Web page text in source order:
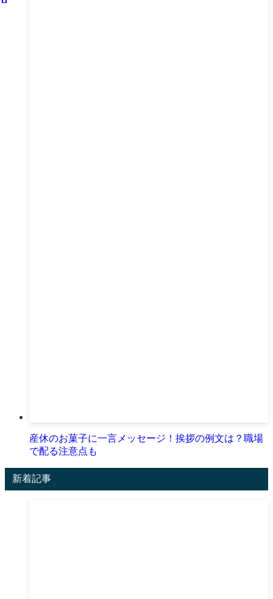
産休のお菓子に一言メッセージ！挨拶の例文は？職場
で配る注意点も
新着記事